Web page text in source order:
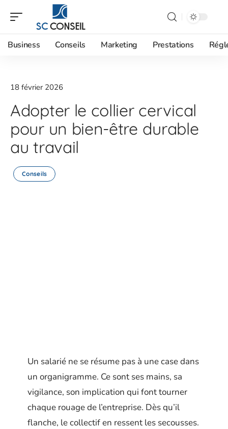
Business Conseils Marketing Prestations
18 février 2026
Adopter le collier cervical
pour un bien-être durable
au travail
Conseils
Un salarié ne se résume pas à une case dans
un organigramme. Ce sont ses mains, sa
vigilance, son implication qui font tourner
chaque rouage de l’entreprise. Dès qu’il
flanche, le collectif en ressent les secousses.